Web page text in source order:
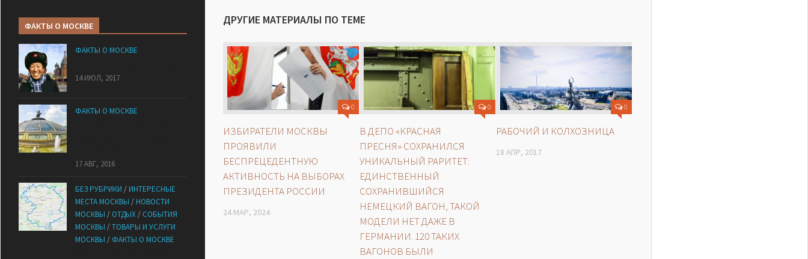
ДРУГИЕ МАТЕРИАЛЫ ПО ТЕМЕ
0
ИЗБИРАТЕЛИ МОСКВЫ
ПРОЯВИЛИ
БЕСПРЕЦЕДЕНТНУЮ
АКТИВНОСТЬ НА ВЫБОРАХ
ПРЕЗИДЕНТА РОССИИ
24 МАР, 2024
0
В ДЕПО «КРАСНАЯ
ПРЕСНЯ» СОХРАНИЛСЯ
УНИКАЛЬНЫЙ РАРИТЕТ:
ЕДИНСТВЕННЫЙ
СОХРАНИВШИЙСЯ
НЕМЕЦКИЙ ВАГОН, ТАКОЙ
МОДЕЛИ НЕТ ДАЖЕ В
ГЕРМАНИИ. 120 ТАКИХ
ВАГОНОВ БЫЛИ
0
РАБОЧИЙ И КОЛХОЗНИЦА
18 АПР, 2017
ФАКТЫ О МОСКВЕ
ФАКТЫ О МОСКВЕ
14 ИЮЛ, 2017
ФАКТЫ О МОСКВЕ
17 АВГ, 2016
БЕЗ РУБРИКИ /ИНТЕРЕСНЫЕ
МЕСТА МОСКВЫ /НОВОСТИ
МОСКВЫ / ОТДЫХ / СОБЫТИЯ
МОСКВЫ /ТОВАРЫ И УСЛУГИ
МОСКВЫ / ФАКТЫ О МОСКВЕ